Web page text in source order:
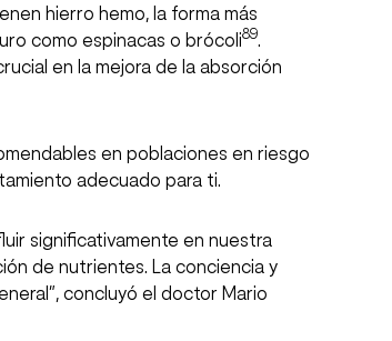
hierro hemo, la forma más
como espinacas o brócoli89.
en la mejora de la absorción
en poblaciones en riesgo
adecuado para ti.
significativamente en nuestra
de nutrientes. La conciencia y
concluyó el doctor Mario